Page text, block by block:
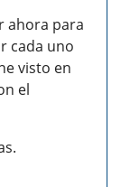
ahora para
cada uno
visto en
el